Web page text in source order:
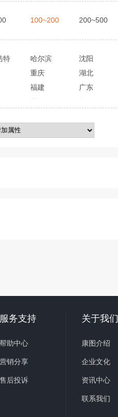
100~200 200~500
特 哈尔滨 沈阳
重庆 湖北
福建 广东
服务支持
帮助中心
营销分享
售后投诉
关于我们
康图介绍
企业文化
资讯中心
联系我们